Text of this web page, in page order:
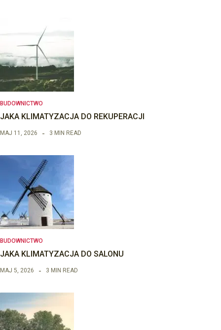
BUDOWNICTWO
JAKA KLIMATYZACJA DO REKUPERACJI
MAJ 11, 2026 3 MIN READ
BUDOWNICTWO
JAKA KLIMATYZACJA DO SALONU
MAJ 5, 2026 3 MIN READ